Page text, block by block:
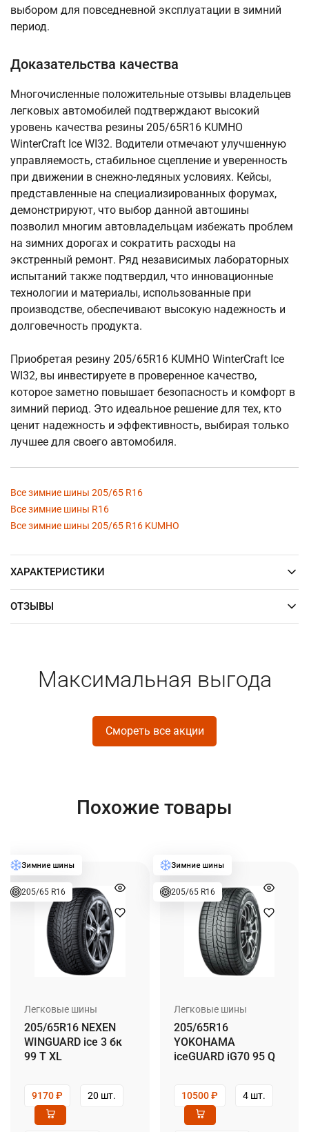
выбором для повседневной эксплуатации в зимний
период.
Доказательства качества
Многочисленные положительные отзывы владельцев
легковых автомобилей подтверждают высокий
уровень качества резины 205/65R16 KUMHO
WinterCraft Ice WI32. Водители отмечают улучшенную
управляемость, стабильное сцепление и уверенность
при движении в снежно-ледяных условиях. Кейсы,
представленные на специализированных форумах,
демонстрируют, что выбор данной автошины
позволил многим автовладельцам избежать проблем
на зимних дорогах и сократить расходы на
экстренный ремонт. Ряд независимых лабораторных
испытаний также подтвердил, что инновационные
технологии и материалы, использованные при
производстве, обеспечивают высокую надежность и
долговечность продукта.
Приобретая резину 205/65R16 KUMHO WinterCraft Ice
WI32, вы инвестируете в проверенное качество,
которое заметно повышает безопасность и комфорт в
зимний период. Это идеальное решение для тех, кто
ценит надежность и эффективность, выбирая только
лучшее для своего автомобиля.
Все зимние шины 205/65 R16
Все зимние шины R16
Все зимние шины 205/65 R16 KUMHO
ХАРАКТЕРИСТИКИ
ОТЗЫВЫ
Максимальная выгода
Смореть все акции
Похожие товары
205/65 R16
Легковые шины
205/65R16 NEXEN
WINGUARD ice 3 бк
99 T XL
9170₽ 20 шт.
205/65 R16
Легковые шины
205/65R16
YOKOHAMA
iceGUARD iG70 95 Q
10500₽ 4 шт.